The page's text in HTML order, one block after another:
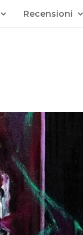
Recensioni